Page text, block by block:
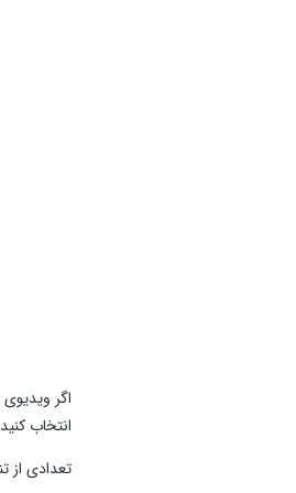
انتخاب
تعدادی از تنظیمات مهم را با تغییر